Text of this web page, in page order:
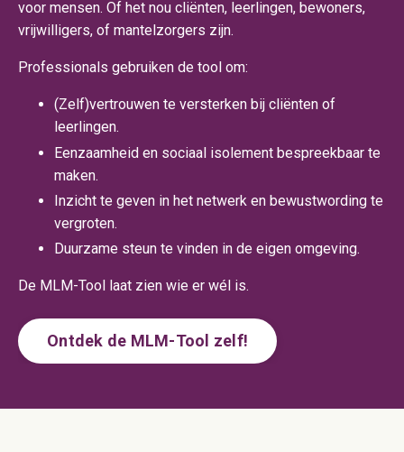
voor mensen. Of het nou cliënten, leerlingen, bewoners,
vrijwilligers, of mantelzorgers zijn.
Professionals gebruiken de tool om:
(Zelf)vertrouwen te versterken bij cliënten of
leerlingen.
Eenzaamheid en sociaal isolement bespreekbaar te
maken.
Inzicht te geven in het netwerk en bewustwording te
vergroten.
Duurzame steun te vinden in de eigen omgeving.
De MLM-Tool laat zien wie er wél is.
Ontdek de MLM-Tool zelf!